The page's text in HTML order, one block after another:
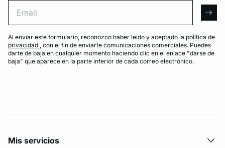
Al enviar este formulario, reconozco haber leído y aceptado la política de
privacidad , con el fin de enviarte comunicaciones comerciales. Puedes
darte de baja en cualquier momento haciendo clic en el enlace "darse de
baja" que aparece en la parte inferior de cada correo electrónico.
Mis servicios